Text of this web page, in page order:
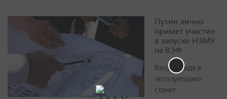
Путин лично
примет участие
в запуске НЗМУ
на ВЭФ
Ввод завода в
эксплуатацию
станет